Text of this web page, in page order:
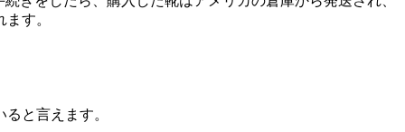
す。
と言えます。